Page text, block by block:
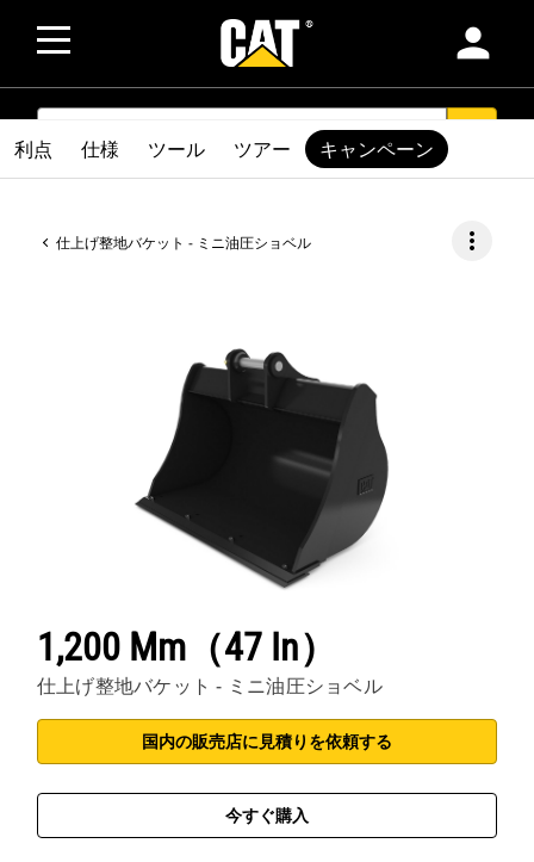
person
SEARCH
仕上げ整地バケット - ミニ油圧ショベル more_vert
1,200 Mm（47 In）
仕上げ整地バケット - ミニ油圧ショベル
国内の販売店に見積りを依頼する
今すぐ購入
利点 仕様 ツール ツアー キャンペーン